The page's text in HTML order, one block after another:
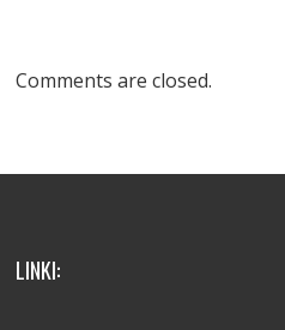
Comments are closed.
LINKI: